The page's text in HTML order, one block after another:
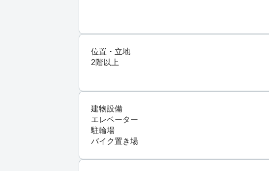
位置・立地
2階以上
建物設備
エレベーター
駐輪場
バイク置き場